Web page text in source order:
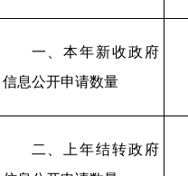
一、本年新收政府
信息公开申请数量
二、上年结转政府